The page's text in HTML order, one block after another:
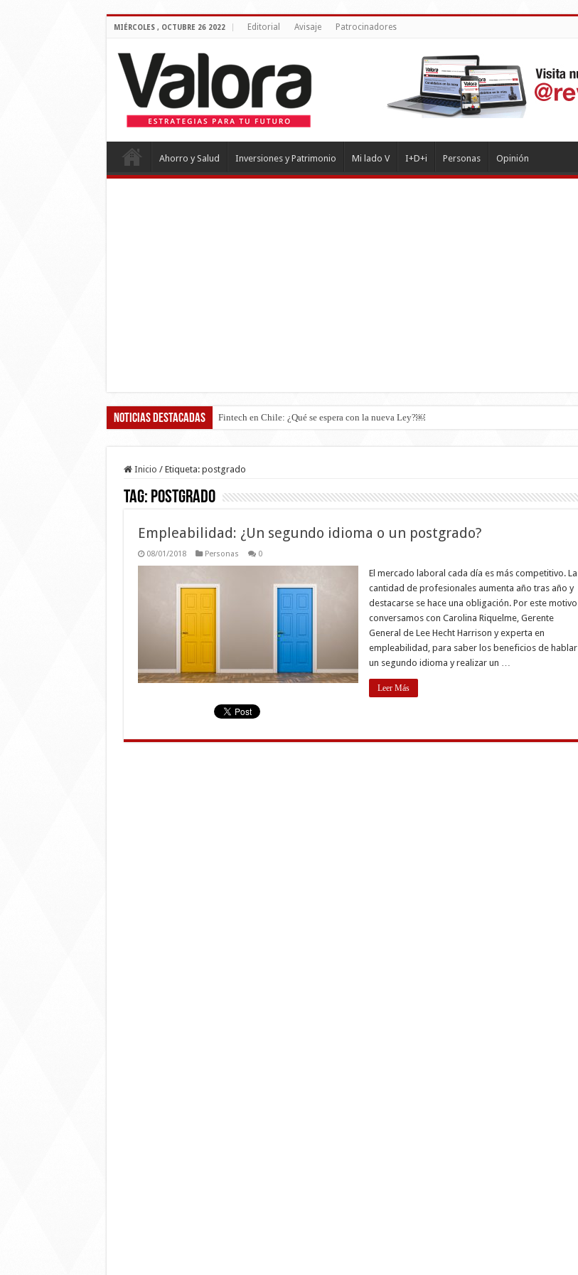
MIÉRCOLES , OCTUBRE 26 2022 Editorial Avisaje Patrocinadores
Ahorro y Salud Inversiones y Patrimonio Mi lado V I+D+i Personas Opinión
Noticias destacadas Boric vs Kast: Los
Inicio / Etiqueta: postgrado
Tag: postgrado
Empleabilidad: ¿Un segundo idioma o un postgrado?
08/01/2018 Personas 0
El mercado laboral cada día es más competitivo. La
cantidad de profesionales aumenta año tras año y
destacarse se hace una obligación. Por este motivo
conversamos con Carolina Riquelme, Gerente
General de Lee Hecht Harrison y experta en
empleabilidad, para saber los beneficios de hablar
un segundo idioma y realizar un …
Leer Más